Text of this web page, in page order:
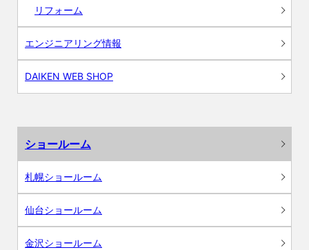
リフォーム
エンジニアリング情報
DAIKEN WEB SHOP
ショールーム
札幌ショールーム
仙台ショールーム
金沢ショールーム